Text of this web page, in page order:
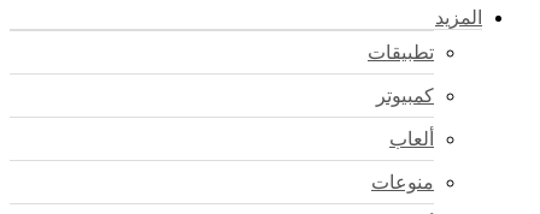
المزيد
تطبيقات
كمبيوتر
ألعاب
منوعات